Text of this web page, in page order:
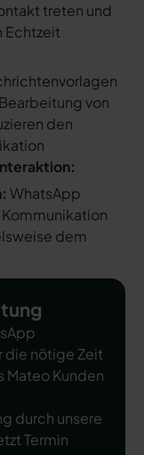
treten und
Echtzeit
von
den
WhatsApp
dem
die nötige Zeit
Mateo Kunden
durch unsere
Termin